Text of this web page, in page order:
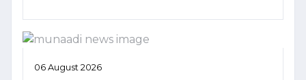
06 August 2026